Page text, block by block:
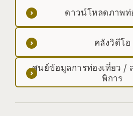
ดาวน์โหลดภาพท่
คลังวิดีโอ
ศูนย์ข้อมูลการท่องเที่ยว /
พิการ